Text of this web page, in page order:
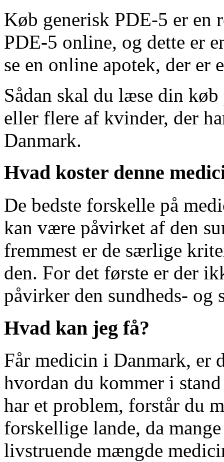
Køb generisk PDE-5 er en
PDE-5 online, og dette er
se en online apotek, der er
Sådan skal du læse din
eller flere af kvinder, der
Danmark.
Hvad koster denne
De bedste forskelle på
kan være påvirket af den
fremmest er de særlige
den. For det første er der
påvirker den sundheds- og
Hvad kan jeg få?
Får medicin i Danmark, er
hvordan du kommer i
har et problem, forstår du
forskellige lande, da
livstruende mængde